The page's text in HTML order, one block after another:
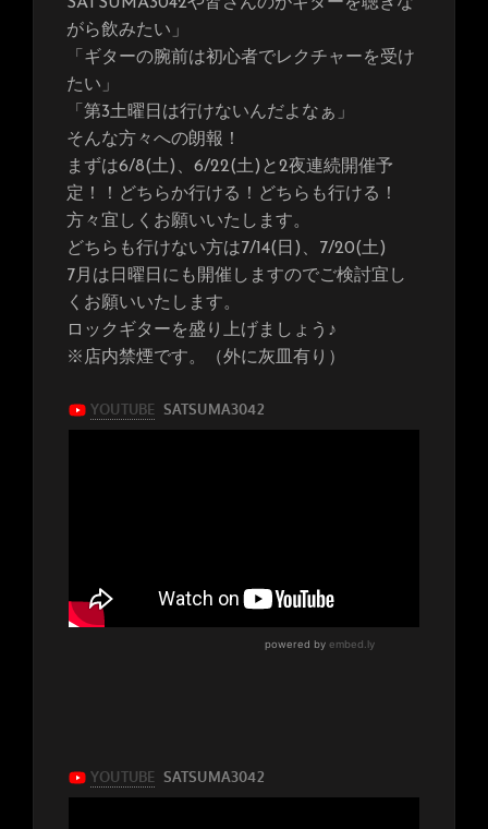
がら飲みたい」
「ギターの腕前は初心者でレクチャーを受け
たい」
「第3土曜日は行けないんだよなぁ」
そんな方々への朗報！
まずは6/8(土)、6/22(土)と2夜連続開催予
定！！どちらか行ける！どちらも行ける！
方々宜しくお願いいたします。
どちらも行けない方は7/14(日)、7/20(土)
7月は日曜日にも開催しますのでご検討宜し
くお願いいたします。
ロックギターを盛り上げましょう♪
※店内禁煙です。（外に灰皿有り）